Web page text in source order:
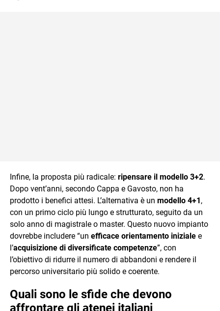
Infine, la proposta più radicale: ripensare il modello 3+2.
Dopo vent’anni, secondo Cappa e Gavosto, non ha
prodotto i benefici attesi. L’alternativa è un modello 4+1,
con un primo ciclo più lungo e strutturato, seguito da un
solo anno di magistrale o master. Questo nuovo impianto
dovrebbe includere “un efficace orientamento iniziale e
l’acquisizione di diversificate competenze”, con
l’obiettivo di ridurre il numero di abbandoni e rendere il
percorso universitario più solido e coerente.
Quali sono le sfide che devono
affrontare gli atenei italiani